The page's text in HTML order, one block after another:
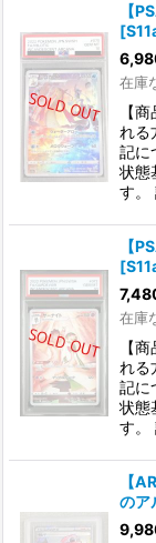
【
在庫
【
れる
記に
状態
す。
【
在庫
【
れる
記に
状態
す。
【
のア